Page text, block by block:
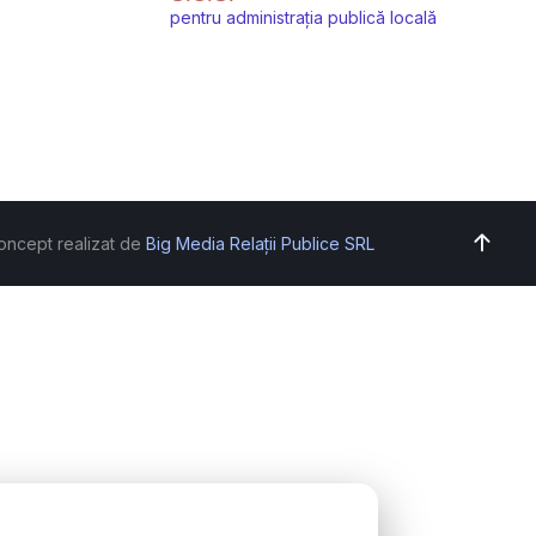
pentru administrația publică locală
realizat de Big Media Relații Publice SRL